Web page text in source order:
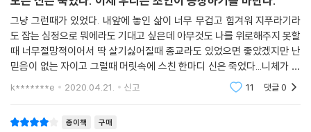
“『차라투스트라는 이렇게 말했다』로 나는 인류에게 역사상 가장 위대한
선물을 안겨 주었다. 여기 담긴 지혜의 뜻을 왜곡하지 않으려면 무엇보다
도 이 입에서 흘러나오는 고요한 가락을 똑똑히 들어야 한다.”
를 움직인다.” ― 프리드리히 니체, 『이 사람을 보라』 중에서
우리는 좀더 섬세한 귀를 가지고 이 말에 귀 기울여야 한다. 차라투스트라
모든 신은 죽었다. 이제 우리는 초인이 등장하기를 바란다.
그냥 그런때가 있었다. 내앞에 놓인 삶이 너무 무겁고 힘겨워 지푸라기라
도 잡는 심정으로 뭐에라도 기대고 싶은데 아무것도 나를 위로해주지 못할
때 너무절망적이어서 딱 살기싫어질때 종교라도 있었으면 좋았겠지만 난
믿음이 없는 자이고 그럴때 머릿속에 스친 한마디 신은 죽었다...니체가 한
말이었지. 그때는 딱 이말에 꽂혀서 어쩌다 차라투스트라는 이렇게 말했다